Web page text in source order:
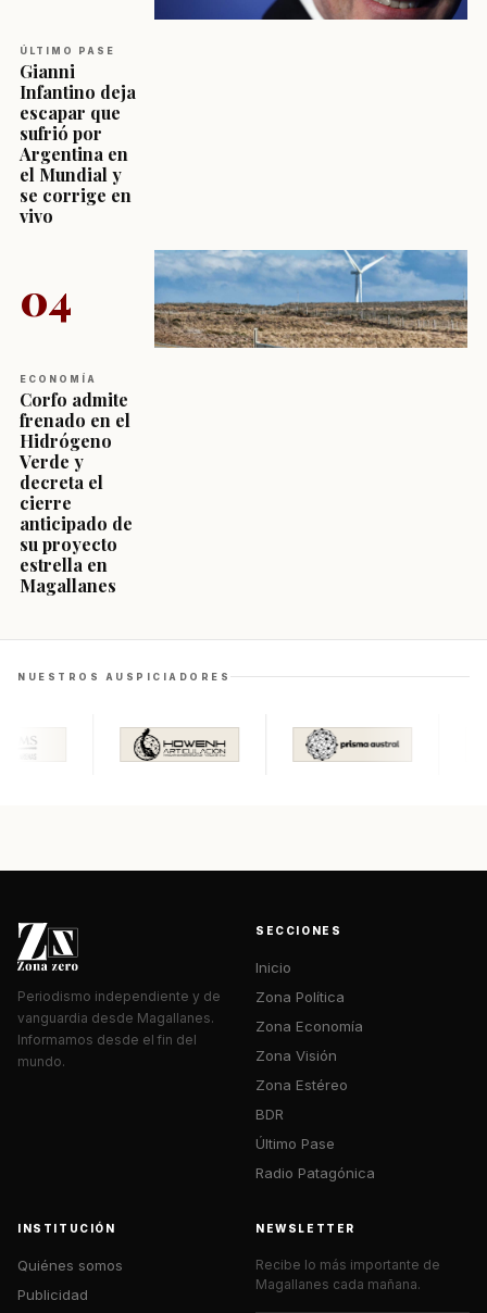
ÚLTIMO PASE
Gianni
Infantino deja
escapar que
sufrió por
Argentina en
el Mundial y
se corrige en
vivo
04
ECONOMÍA
Corfo admite
frenado en el
Hidrógeno
Verde y
decreta el
cierre
anticipado de
su proyecto
estrella en
Magallanes
NUESTROS AUSPICIADORES
Periodismo independiente y de
vanguardia desde Magallanes.
Informamos desde el fin del
mundo.
SECCIONES
Inicio
Zona Política
Zona Economía
Zona Visión
Zona Estéreo
BDR
Último Pase
Radio Patagónica
INSTITUCIÓN
Quiénes somos
Publicidad
NEWSLETTER
Recibe lo más importante de
Magallanes cada mañana.